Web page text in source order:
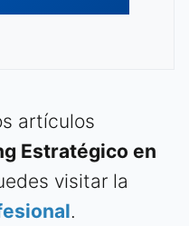
artículos
Estratégico en
visitar la
.